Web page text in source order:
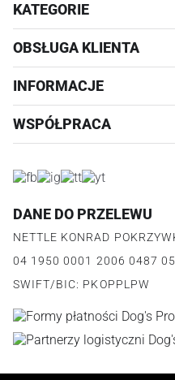
KATEGORIE
AKCESORIA
WYPRZEDAŻ
OBSŁUGA KLIENTA
REALIZACJA I WYSYŁKA
WYMIANA
PŁATNOŚCI
FAQ
INFORMACJE
KONTAKT
O PRODUKCIE
WSPÓŁPRACA
JAK DZIAŁA PROGRAM
REGULAMIN PROGRAMU
POLITYKA PRYWATNOŚCI
DANE DO PRZELEWU
NETTLE KONRAD
04 1950 0001 2006 0487
SWIFT/BIC: PKOPPLPW